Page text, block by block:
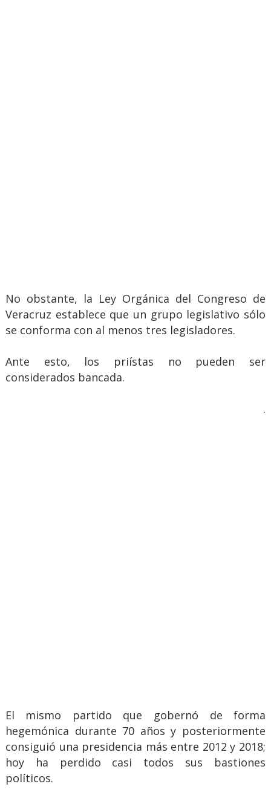
No obstante, la Ley Orgánica del Congreso de
Veracruz establece que un grupo legislativo sólo
se conforma con al menos tres legisladores.
Ante esto, los priístas no pueden ser
considerados bancada.
.
El mismo partido que gobernó de forma
hegemónica durante 70 años y posteriormente
consiguió una presidencia más entre 2012 y 2018;
hoy ha perdido casi todos sus bastiones
políticos.